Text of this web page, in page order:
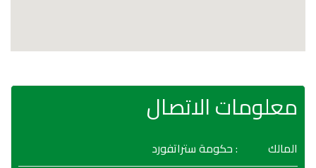
معلومات الاتصال
المالك
: حكومة ستراتفورد